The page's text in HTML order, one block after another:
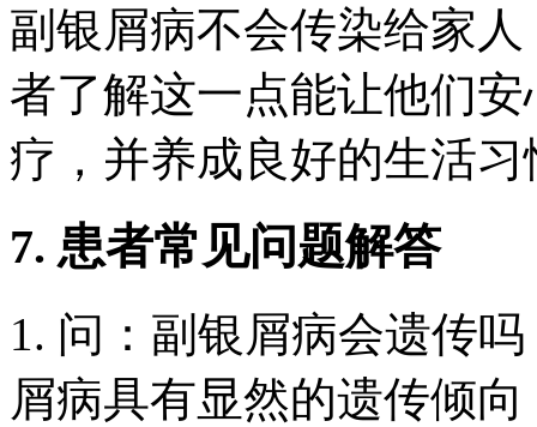
副银屑病不会传染给家
者了解这一点能让他们
疗，并养成良好的生活
7. 患者常见问题解答
1. 问：副银屑病会遗传
屑病具有显然的遗传倾